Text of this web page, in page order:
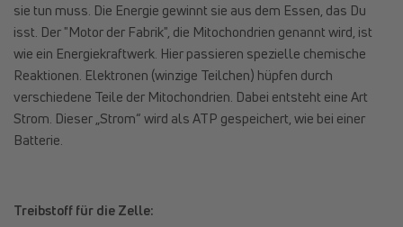
sie tun muss. Die Energie gewinnt sie aus dem Essen, das Du
isst. Der "Motor der Fabrik", die Mitochondrien genannt wird, ist
wie ein Energiekraftwerk. Hier passieren spezielle chemische
Reaktionen. Elektronen (winzige Teilchen) hüpfen durch
verschiedene Teile der Mitochondrien. Dabei entsteht eine Art
Strom. Dieser „Strom“ wird als ATP gespeichert, wie bei einer
Batterie.
Treibstoff für die Zelle: